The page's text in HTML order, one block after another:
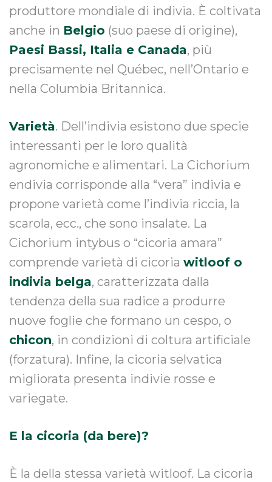
produttore mondiale di indivia. È coltivata
anche in Belgio (suo paese di origine),
Paesi Bassi, Italia e Canada, più
precisamente nel Québec, nell’Ontario e
nella Columbia Britannica.
Varietà. Dell’indivia esistono due specie
interessanti per le loro qualità
agronomiche e alimentari. La Cichorium
endivia corrisponde alla “vera” indivia e
propone varietà come l’indivia riccia, la
scarola, ecc., che sono insalate. La
Cichorium intybus o “cicoria amara”
comprende varietà di cicoria witloof o
indivia belga, caratterizzata dalla
tendenza della sua radice a produrre
nuove foglie che formano un cespo, o
chicon, in condizioni di coltura artificiale
(forzatura). Infine, la cicoria selvatica
migliorata presenta indivie rosse e
variegate.
E la cicoria (da bere)?
È la della stessa varietà witloof. La cicoria